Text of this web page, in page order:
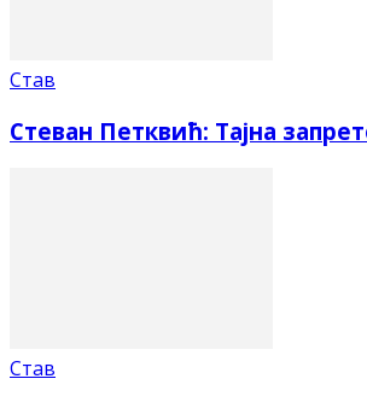
Став
Стеван Петквић: Тајна
Став